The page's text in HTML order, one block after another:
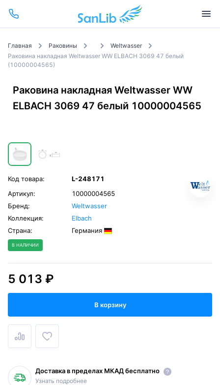
Главная Раковины
Weltwasser
Раковина накладная Weltwasser WW ELBACH 3069 47 белый
(10000004565)
Раковина накладная Weltwasser WW
ELBACH 3069 47 белый 10000004565
Код товара:
L-248171
Артикул:
10000004565
Бренд:
Weltwasser
Коллекция:
Elbach
Страна:
Германия
В НАЛИЧИИ
5 013 ₽
В корзину
Доставка в пределах МКАД бесплатно
Узнать подробнее